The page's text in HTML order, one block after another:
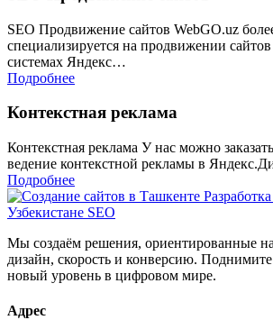
SEO Продвижение сайтов WebGO.uz
специализируется на продвижении
системах Яндекс…
Подробнее
Контекстная реклама
Контекстная реклама У нас можно
ведение контекстной рекламы в
Подробнее
Мы создаём решения, ориентированные
дизайн, скорость и конверсию.
новый уровень в цифровом мире.
Адрес